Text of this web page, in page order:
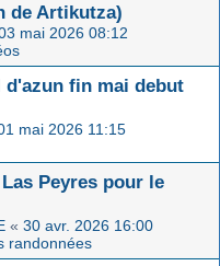
de Artikutza)
mai 2026 08:12
fin mai debut
mai 2026 11:15
Peyres pour le
« 30 avr. 2026 16:00
randonnées